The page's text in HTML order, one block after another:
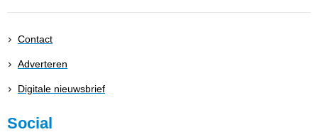
Contact
Adverteren
Digitale nieuwsbrief
Social